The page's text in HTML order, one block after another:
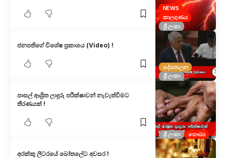
NEWS
කාලගුණය
ශ්‍රී ලංකා
දේශපාලන
ශ්‍රී ලංකා
ජනපතිගේ විශේෂ ප්‍රකාශය (Video) !
ශ්‍රී ලංකා සෞඛ්‍ය
පාසල් ආශ්‍රිත ලාදුරු පරීක්ෂාවන් නැවැත්වීමට
තීරණයක් !
අරක්කු ලීටරයේ බෝතලේට අවසර !